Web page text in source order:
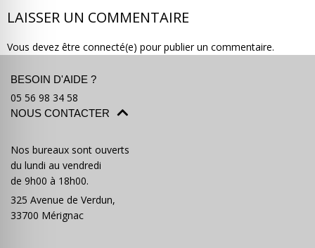
LAISSER UN COMMENTAIRE
Vous devez être connecté(e) pour publier un commentaire.
BESOIN D'AIDE ?
05 56 98 34 58
NOUS CONTACTER
Nos bureaux sont ouverts
du lundi au vendredi
de 9h00 à 18h00.
325 Avenue de Verdun,
33700 Mérignac